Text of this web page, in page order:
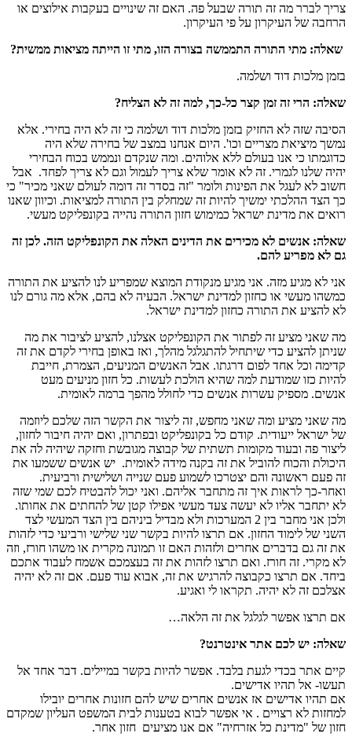
צריך לברר מה זה תורה שבעל פה. האם זה שינויים בעקבות אילוצים או
הרחבה של העיקרון על פי העיקרון.
שאלה: מתי התורה התממשה בצורה הזו, מתי זו הייתה מציאות ממשית?
בזמן מלכות דוד ושלמה.
שאלה: הרי זה זמן קצר כל-כך, למה זה לא הצליח?
הסיבה שזה לא החזיק בזמן מלכות דוד ושלמה כי זה לא היה בחירי. אלא
נמשך מיציאת מצריים וכו'. היום אנחנו במצב של בחירה שלא היה
כדוגמתו כי אנו בעולם ללא אלוהים. ומה שנקדם ונממש בכוח הבחירי
יהיה שלנו לגמרי. זה לא אומר שלא צריך לעמול וגם לא צריך לפחד. אבל
חשוב לא לעגל את הפינות ולומר "זה בסדר זה דומה לעולם שאני מכיר" כי
כך הצד ההלכתי ימשיך להיות זה שמחלק בין התורה למציאות. וכיוון שאנו
רואים את מדינת ישראל כמימוש חזון התורה נהייה בקונפליקט מעשי.
שאלה: אנשים לא מכירים את הדינים האלה את הקונפליקט הזה. לכן זה
גם לא מפריע להם.
אני לא מגיע מזה. אני מגיע מנקודת המוצא שמפריע לנו להציע את התורה
כמשהו מעשי או כחזון למדינת ישראל. הבעיה לא בהם, אלא מה גורם לנו
לא להציע את התורה כחזון למדינת ישראל.
מה שאני מציע זה לפתור את הקונפליקט אצלנו, להציע לציבור את מה
שניתן להציע כדי שיתחיל להתגלגל מהלך, ואז באופן בחירי לקדם את זה
קדימה וכל אחד לפום דרגתו. אבל האנשים המניעים, הצמרת, חייבת
להיות כזו שמודעת למה שהיא הולכת לעשות. כל חזון מניעים מעט
אנשים. מספיק עשרות אנשים כדי לחולל מהפך ברמה לאומית.
מה שאני מציע ומה שאני מחפש, זה ליצור את הקשר הזה שלכם ליוזמה
של ישראל ייעודית. קודם כל בקונפליקט ובפתרון, ואם יהיה חיבור לחזון,
ליצור פה ובעוד מקומות תשתית של קבוצה מגובשת וחזקה שיהיה לה את
היכולת והכוח להוביל את זה בקנה מידה לאומית. יש אנשים ששמעו את
זה פעם ראשונה והם יצטרכו לשמוע פעם שנייה ושלישית ורביעית.
ואחר-כך לראות איך זה מתחבר אליהם. ואני יכול להבטיח לכם שמי שזה
לא יתחבר אליו לא יעשה צעד מעשי אפילו קטן של להחתים את אחותו.
ולכן אני מחבר בין 2 המערכות ולא מבדיל ביניהם בין הצד המעשי לצד
השני של לימוד החזון. אם תרצו להיות בקשר שני שלישי ורביעי כדי לזהות
את זה גם בדברים אחרים ולזהות האם זו תמונה מקרית או משהו חורז, וזה
לא מקרי. זה חורז. ואם תרצו לזהות את זה בעצמכם אשמח לעבוד אתכם
ביחד. אם תרצו כקבוצה להרגיש את זה, אבוא עוד פעם. אם זה לא יהיה
אצלכם זה לא יהיה. תקראו לי ואגיע.
אם תרצו אפשר לגלגל את זה הלאה…
שאלה: יש לכם אתר אינטרנט?
קיים אתר בכדי לגעת בלבד. אפשר להיות בקשר במיילים. דבר אחד אל
תעשו- אל תהיו אדישים.
אם תהיו אדישים אז אנשים אחרים שיש להם חזונות אחרים יובילו
למחזות לא רצויים . אי אפשר לבוא בטענות לבית המשפט העליון שמקדם
חזון של "מדינת כל אזרחיה" אם אנו מציעים חזון אחר.